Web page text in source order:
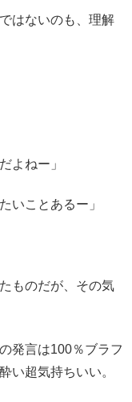
はないのも、理解
よねー」
いことあるー」
ものだが、その気
発言は100％ブラフ
い超気持ちいい。